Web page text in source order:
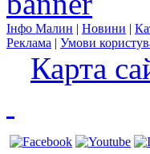
Інфо Малин | Новини |
Реклама | Умови
Карта